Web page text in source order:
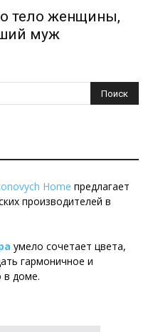
тело женщины,
муж
Home предлагает
производителей в
умело сочетает цвета,
гармоничное и
в доме.